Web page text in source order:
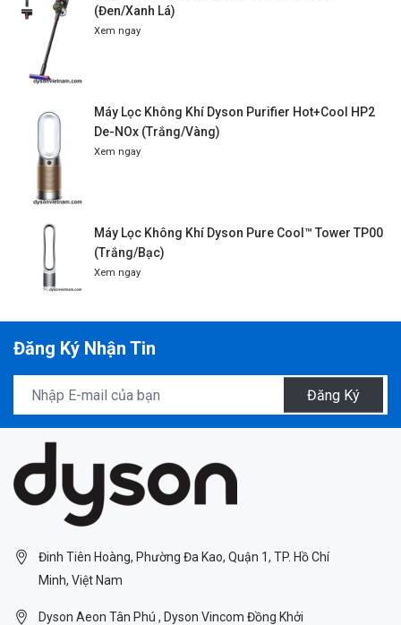
(Đen/Xanh Lá)
Xem ngay
Máy Lọc Không Khí Dyson Purifier Hot+Cool HP2
De-NOx (Trắng/Vàng)
Xem ngay
Máy Lọc Không Khí Dyson Pure Cool™ Tower TP00
(Trắng/Bạc)
Xem ngay
Đăng Ký Nhận Tin
Đăng Ký
Đinh Tiên Hoàng, Phường Đa Kao, Quận 1, TP. Hồ Chí
Minh, Việt Nam
Dyson Aeon Tân Phú , Dyson Vincom Đồng Khởi